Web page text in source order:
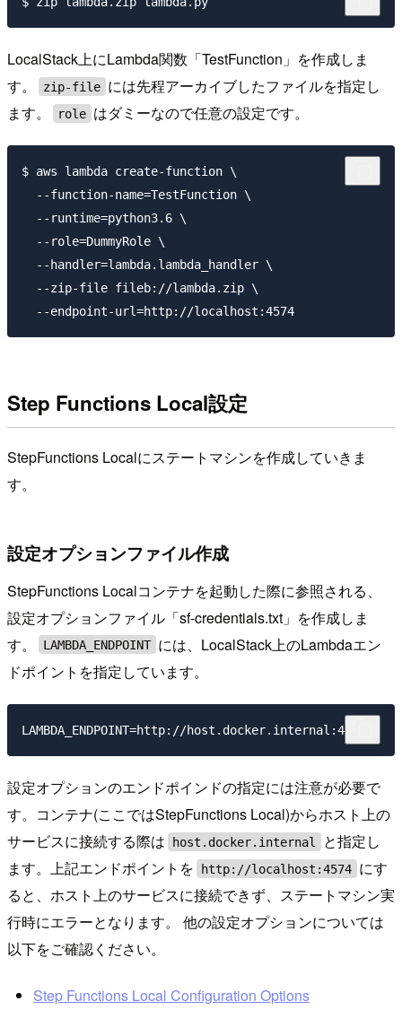
LocalStack上にLambda関数「TestFunction」を作成しま
す。
zip-file には先程アーカイブしたファイルを指定し
ます。
role はダミーなので任意の設定です。
$ aws lambda create-function \
  --function-name=TestFunction \
  --runtime=python3.6 \
  --role=DummyRole \
  --handler=lambda.lambda_handler \
  --zip-file fileb://lambda.zip \
Step Functions Local設定
StepFunctions Localにステートマシンを作成していきま
す。
設定オプションファイル作成
StepFunctions Localコンテナを起動した際に参照される、
設定オプションファイル「sf-credentials.txt」を作成しま
す。
LAMBDA_ENDPOINT には、LocalStack上のLambdaエン
ドポイントを指定しています。
設定オプションのエンドポインドの指定には注意が必要で
す。コンテナ(ここではStepFunctions Local)からホスト上の
サービスに接続する際は
host.docker.internal
と指定し
ます。上記エンドポイントを
http://localhost:4574 にす
ると、ホスト上のサービスに接続できず、ステートマシン実
行時にエラーとなります。 他の設定オプションについては
以下をご確認ください。
Step Functions Local Configuration Options